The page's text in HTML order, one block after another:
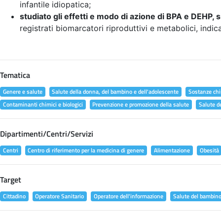
infantile idiopatica;
studiato gli effetti e modo di azione di BPA e
registrati biomarcatori riproduttivi e metabolici,
Tematica
Genere e salute Salute della donna, del bambino e dell'adolescente
Sostanze
Contaminanti chimici e biologici
Prevenzione e promozione della salute Salute
Dipartimenti/Centri/Servizi
Centri Centro di riferimento per la medicina di genere Alimentazione Obesità
Target
Cittadino Operatore Sanitario Operatore dell'informazione Salute del